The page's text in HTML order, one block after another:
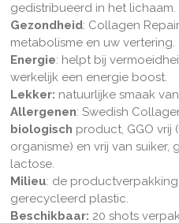
gedistribueerd in het lichaam.
Gezondheid: Collagen
metabolisme en uw vertering.
Energie: helpt bij
werkelijk een energie boost.
Lekker: natuurlijke smaak
Allergenen: Swedish
biologisch product, GGO vrij (
organisme) en vrij van suiker,
lactose.
Milieu: de productverpakking
gerecycleerd plastic.
Beschikbaar: 20 shots